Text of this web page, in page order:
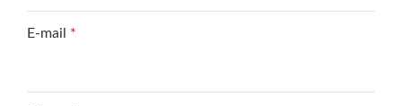
E-mail *